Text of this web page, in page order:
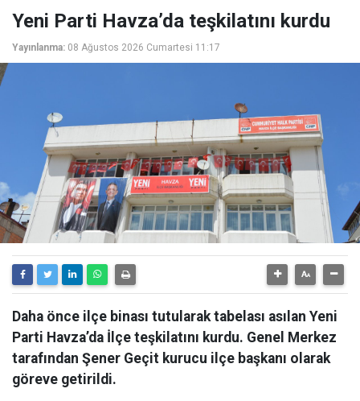
Yeni Parti Havza’da teşkilatını kurdu
Yayınlanma: 08 Ağustos 2026 Cumartesi 11:17
Daha önce ilçe binası tutularak tabelası asılan Yeni
Parti Havza’da İlçe teşkilatını kurdu. Genel Merkez
tarafından Şener Geçit kurucu ilçe başkanı olarak
göreve getirildi.